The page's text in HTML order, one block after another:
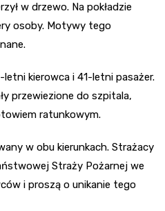
w drzewo. Na pokładzie
osoby. Motywy tego
kierowca i 41-letni pasażer.
przewiezione do szpitala,
ratunkowym.
w obu kierunkach. Strażacy
Straży Pożarnej we
i proszą o unikanie tego